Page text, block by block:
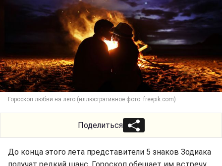
Гороскоп любви на лето (иллюстративное фото: freepik.com)
Поделиться
До конца этого лета представители 5 знаков Зодиака